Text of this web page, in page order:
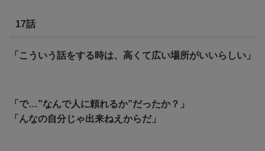
17話
「こういう話をする時は、高くて広い場所がいいらしい」
「で…”なんで人に頼れるか”だったか？」
「んなの自分じゃ出来ねえからだ」